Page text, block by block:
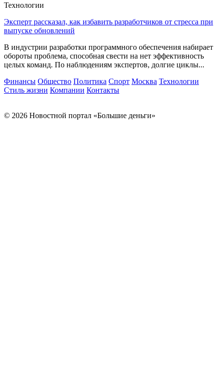
Технологии
Эксперт рассказал, как избавить разработчиков от стресса при
выпуске обновлений
В индустрии разработки программного обеспечения набирает
обороты проблема, способная свести на нет эффективность
целых команд. По наблюдениям экспертов, долгие циклы...
Финансы Общество Политика Спорт Москва Технологии
Стиль жизни Компании Контакты
© 2026 Новостной портал «Большие деньги»